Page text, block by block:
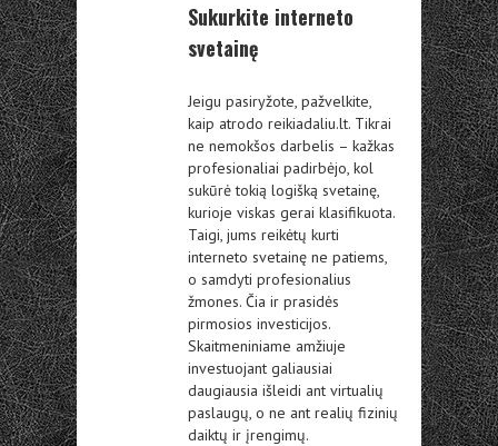
Sukurkite interneto
svetainę
Jeigu pasiryžote, pažvelkite,
kaip atrodo reikiadaliu.lt. Tikrai
ne nemokšos darbelis – kažkas
profesionaliai padirbėjo, kol
sukūrė tokią logišką svetainę,
kurioje viskas gerai klasifikuota.
Taigi, jums reikėtų kurti
interneto svetainę ne patiems,
o samdyti profesionalius
žmones. Čia ir prasidės
pirmosios investicijos.
Skaitmeniniame amžiuje
investuojant galiausiai
daugiausia išleidi ant virtualių
paslaugų, o ne ant realių fizinių
daiktų ir įrengimų.